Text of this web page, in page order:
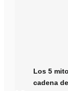
Los 5
cadena